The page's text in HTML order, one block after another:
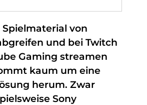
von
und bei Twitch
Gaming streamen
kaum um eine
herum. Zwar
Sony